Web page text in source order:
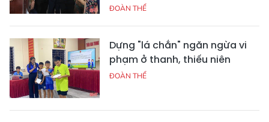
ĐOÀN THỂ
Dựng "lá chắn" ngăn ngừa vi
phạm ở thanh, thiếu niên
ĐOÀN THỂ